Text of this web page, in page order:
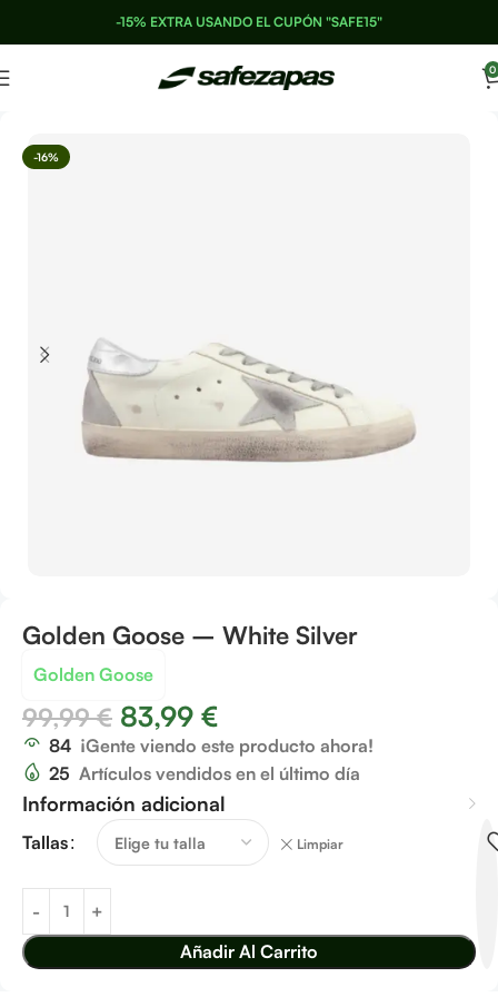
-15% EXTRA USANDO EL CUPÓN "SAFE15"
0
-16%
Golden Goose – White Silver
Golden Goose
99,99€ 83,99 €
84 ¡Gente viendo este producto ahora!
25 Artículos vendidos en el último día
Información adicional
Tallas Limpiar
Añadir Al Carrito